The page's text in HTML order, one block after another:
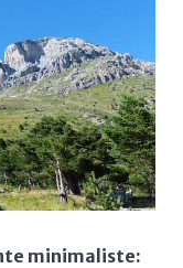
minimaliste: